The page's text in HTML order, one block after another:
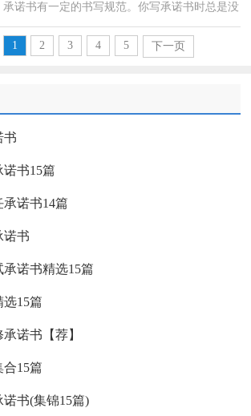
诺书有一定的书写规范。你写承诺书时总是没
编整理的供货承诺书，欢迎大家借...
1 2 3 4 5
下一页
书
书15篇
诺书14篇
诺书
诺书精选15篇
选15篇
诺书【荐】
15篇
书(集锦15篇)